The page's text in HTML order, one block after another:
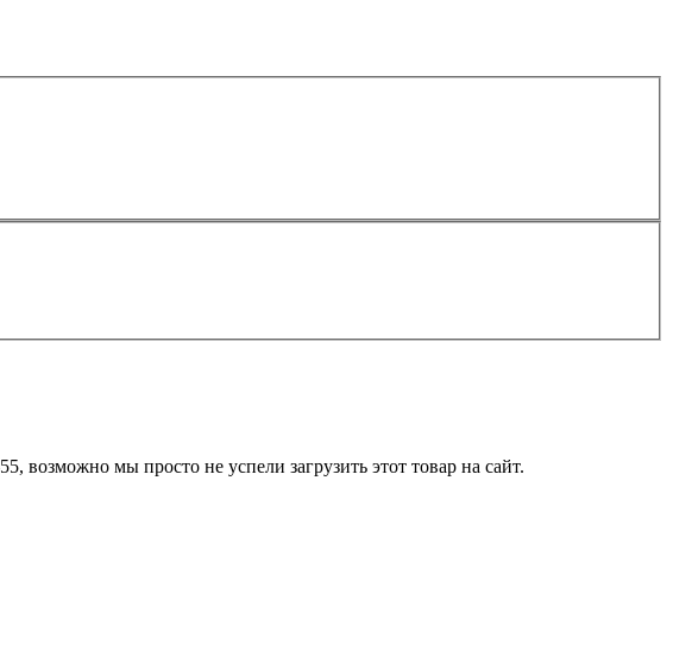
возможно мы просто не успели загрузить этот товар на сайт.